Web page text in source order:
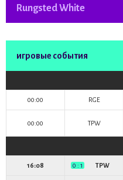
Rungsted White
игровые события
00:00 RGE
00:00 TPW
16:08 0 : 1 TPW